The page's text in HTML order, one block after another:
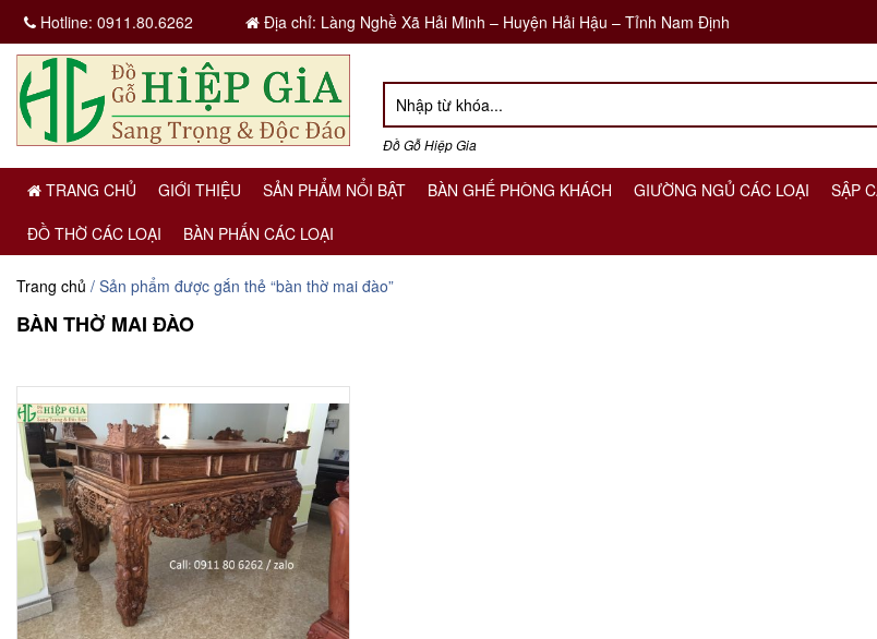
Hotline:0911.80.6262 Địa chỉ: Làng Nghề Xã Hải Minh – Huyện Hải Hậu – Tỉnh Nam Định
Đồ Gỗ Hiệp Gia
TRANG CHỦ GIỚI THIỆU SẢN PHẨM NỔI BẬT BÀN GHẾ PHÒNG KHÁCH GIƯỜNG NGỦ CÁC LOẠI SẬP
ĐỒ THỜ CÁC LOẠI
BÀN PHẤN CÁC LOẠI
Trang chủ / Sản phẩm được gắn thẻ “bàn thờ mai đào”
BÀN THỜ MAI ĐÀO